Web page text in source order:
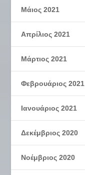
Μάιος 2021
Απρίλιος 2021
Μάρτιος 2021
Φεβρουάριος 2021
Ιανουάριος 2021
Δεκέμβριος 2020
Νοέμβριος 2020